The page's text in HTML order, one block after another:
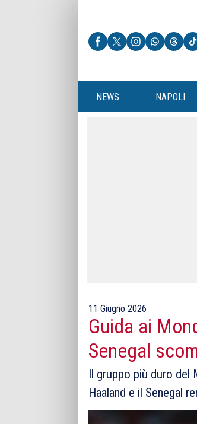
NEWS NAPOLI
11 Giugno 2026
Guida ai
Senegal
Il gruppo più duro del
Haaland e il Senegal